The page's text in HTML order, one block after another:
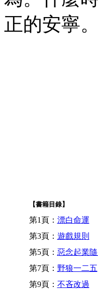
正的安寧。
【書籍目錄】
第1頁： 漂白命運
第3頁： 遊戲規則
第5頁： 惡念起業
第7頁： 野狼一二五
第9頁： 不吝改過